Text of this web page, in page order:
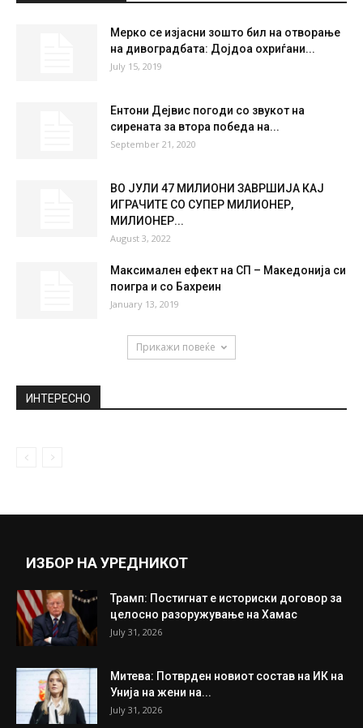
Мерко се изјасни зошто бил на отворање
на дивоградбата: Дојдоа охриѓани...
July 15, 2019
Ентони Дејвис погоди со звукот на
сирената за втора победа на...
September 21, 2020
ВО ЈУЛИ 47 МИЛИОНИ ЗАВРШИЈА КАЈ
ИГРАЧИТЕ СО СУПЕР МИЛИОНЕР,
МИЛИОНЕР...
August 3, 2022
Максимален ефект на СП – Македонија си
поигра и со Бахреин
January 13, 2019
Прикажи повеќе
ИНТЕРЕСНО
ИЗБОР НА УРЕДНИКОТ
Трамп: Постигнат е историски договор за
целосно разоружување на Хамас
July 31, 2026
Митева: Потврден новиот состав на ИК на
Унија на жени на...
July 31, 2026